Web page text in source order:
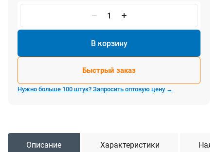
В корзину
Быстрый заказ
Нужно больше 100 штук? Запросить оптовую цену →
Описание Характеристики